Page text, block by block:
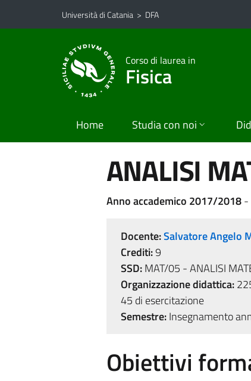
Vai al contenuto principale
Vai al menu di navigazione
Università di Catania > DFA
Corso di laurea in
Fisica
Home Studia con noi
ANALISI
Anno accademico 2017/2018-
Docente:Salvatore Angelo
Crediti:9
SSD:MAT/05 - ANALISI
Organizzazione didattica:
45 di esercitazione
Semestre:Insegnamento
Obiettivi